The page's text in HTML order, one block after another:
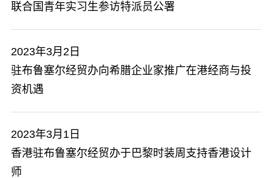
联合国青年实习生参访特派员公署
2023年3月2日
驻布鲁塞尔经贸办向希腊企业家推广在港经商与投
资机遇
2023年3月1日
香港驻布鲁塞尔经贸办于巴黎时装周支持香港设计
师